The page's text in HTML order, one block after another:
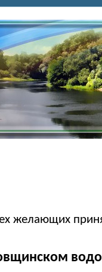
желающих